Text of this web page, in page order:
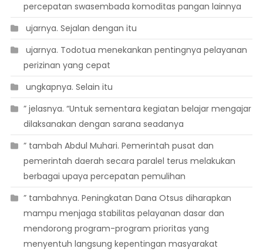
percepatan swasembada komoditas pangan lainnya
 ujarnya. Sejalan dengan itu
 ujarnya. Todotua menekankan pentingnya pelayanan
perizinan yang cepat
 ungkapnya. Selain itu
” jelasnya. “Untuk sementara kegiatan belajar mengajar
dilaksanakan dengan sarana seadanya
” tambah Abdul Muhari. Pemerintah pusat dan
pemerintah daerah secara paralel terus melakukan
berbagai upaya percepatan pemulihan
” tambahnya. Peningkatan Dana Otsus diharapkan
mampu menjaga stabilitas pelayanan dasar dan
mendorong program-program prioritas yang
menyentuh langsung kepentingan masyarakat